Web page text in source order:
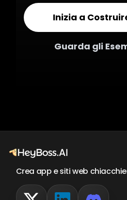
Inizia a
Guarda gli
Crea app e siti web